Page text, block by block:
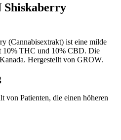
Shiskaberry
(Cannabisextrakt) ist eine milde
10% THC und 10% CBD. Die
Hergestellt von GROW.
von Patienten, die einen höheren